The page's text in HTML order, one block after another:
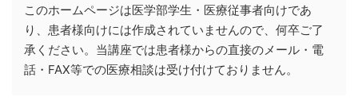
このホームページは医学部学生・医療従事者向けであ
り、患者様向けには作成されていませんので、何卒ご了
承ください。当講座では患者様からの直接のメール・電
話・FAX等での医療相談は受け付けておりません。